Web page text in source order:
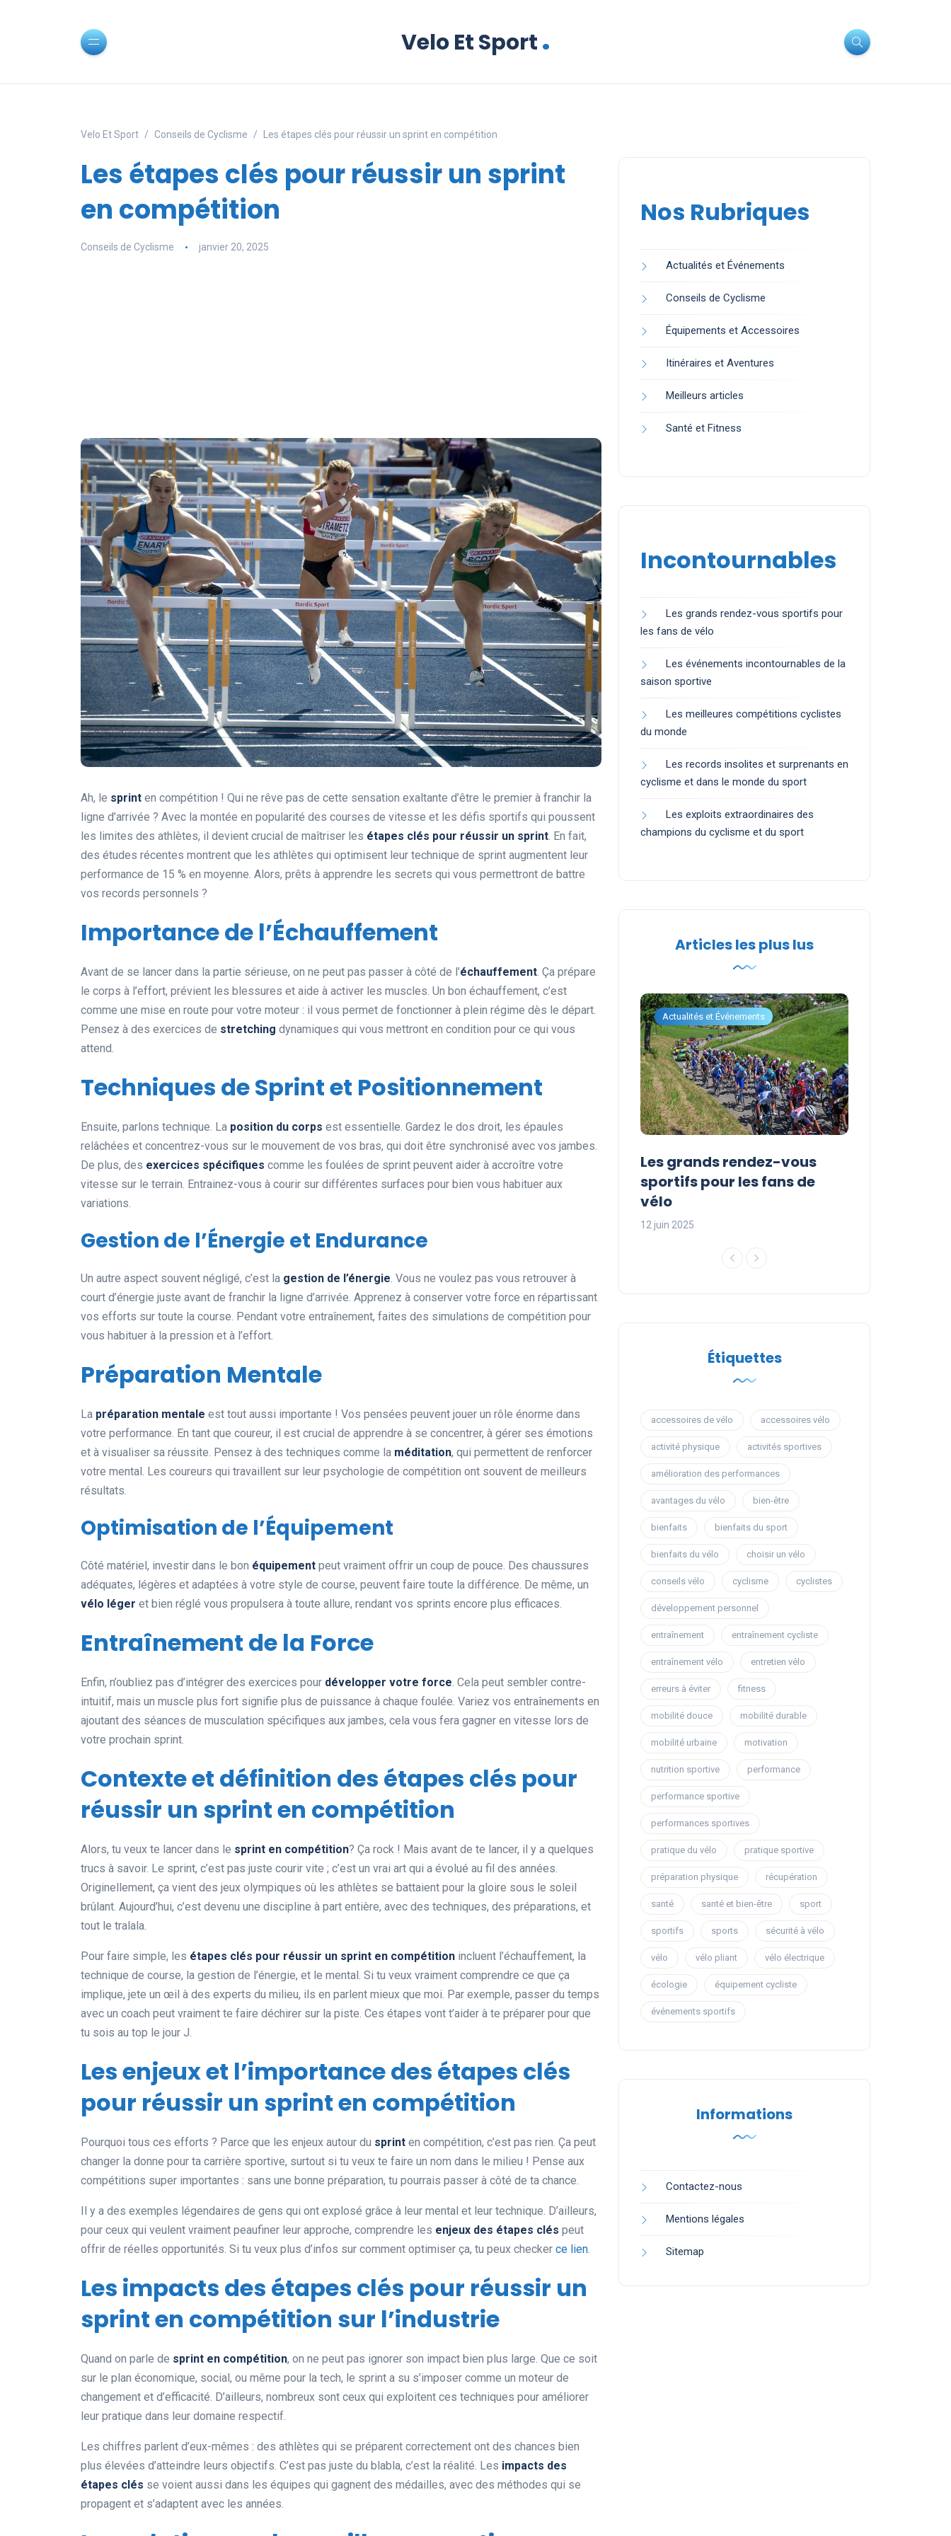
Velo Et Sport.
Velo Et Sport Conseils de Cyclisme Les étapes clés pour réussir un sprint en compétition
Les étapes clés pour réussir un sprint
en compétition
Conseils de Cyclisme janvier 20, 2025
Ah, le sprint en compétition ! Qui ne rêve pas de cette sensation exaltante d’être le premier à franchir la
ligne d’arrivée ? Avec la montée en popularité des courses de vitesse et les défis sportifs qui poussent
les limites des athlètes, il devient crucial de maîtriser les étapes clés pour réussir un sprint . En fait,
des études récentes montrent que les athlètes qui optimisent leur technique de sprint augmentent leur
performance de 15 % en moyenne. Alors, prêts à apprendre les secrets qui vous permettront de battre
vos records personnels ?
Importance de l’Échauffement
Avant de se lancer dans la partie sérieuse, on ne peut pas passer à côté de l’échauffement . Ça prépare
le corps à l’effort, prévient les blessures et aide à activer les muscles. Un bon échauffement, c’est
comme une mise en route pour votre moteur : il vous permet de fonctionner à plein régime dès le départ.
Pensez à des exercices de stretching dynamiques qui vous mettront en condition pour ce qui vous
attend.
Techniques de Sprint et Positionnement
Ensuite, parlons technique. La position du corps est essentielle. Gardez le dos droit, les épaules
relâchées et concentrez-vous sur le mouvement de vos bras, qui doit être synchronisé avec vos jambes.
De plus, des exercices spécifiques comme les foulées de sprint peuvent aider à accroître votre
vitesse sur le terrain. Entrainez-vous à courir sur différentes surfaces pour bien vous habituer aux
variations.
Gestion de l’Énergie et Endurance
Un autre aspect souvent négligé, c’est la gestion de l’énergie . Vous ne voulez pas vous retrouver à
court d’énergie juste avant de franchir la ligne d’arrivée. Apprenez à conserver votre force en répartissant
vos efforts sur toute la course. Pendant votre entraînement, faites des simulations de compétition pour
vous habituer à la pression et à l’effort.
Préparation Mentale
La préparation mentale est tout aussi importante ! Vos pensées peuvent jouer un rôle énorme dans
votre performance. En tant que coureur, il est crucial de apprendre à se concentrer, à gérer ses émotions
et à visualiser sa réussite. Pensez à des techniques comme la méditation, qui permettent de renforcer
votre mental. Les coureurs qui travaillent sur leur psychologie de compétition ont souvent de meilleurs
résultats.
Optimisation de l’Équipement
Côté matériel, investir dans le bon équipement peut vraiment offrir un coup de pouce. Des chaussures
adéquates, légères et adaptées à votre style de course, peuvent faire toute la différence. De même, un
vélo léger et bien réglé vous propulsera à toute allure, rendant vos sprints encore plus efficaces.
Entraînement de la Force
Enfin, n’oubliez pas d’intégrer des exercices pour développer votre force . Cela peut sembler contre-
intuitif, mais un muscle plus fort signifie plus de puissance à chaque foulée. Variez vos entraînements en
ajoutant des séances de musculation spécifiques aux jambes, cela vous fera gagner en vitesse lors de
votre prochain sprint.
Contexte et définition des étapes clés pour
réussir un sprint en compétition
Alors, tu veux te lancer dans le sprint en compétition? Ça rock ! Mais avant de te lancer, il y a quelques
trucs à savoir. Le sprint, c’est pas juste courir vite ; c’est un vrai art qui a évolué au fil des années.
Originellement, ça vient des jeux olympiques où les athlètes se battaient pour la gloire sous le soleil
brûlant. Aujourd’hui, c’est devenu une discipline à part entière, avec des techniques, des préparations, et
tout le tralala.
Pour faire simple, les étapes clés pour réussir un sprint en compétition incluent l’échauffement, la
technique de course, la gestion de l’énergie, et le mental. Si tu veux vraiment comprendre ce que ça
implique, jete un œil à des experts du milieu, ils en parlent mieux que moi. Par exemple, passer du temps
avec un coach peut vraiment te faire déchirer sur la piste. Ces étapes vont t’aider à te préparer pour que
tu sois au top le jour J.
Les enjeux et l’importance des étapes clés
pour réussir un sprint en compétition
Pourquoi tous ces efforts ? Parce que les enjeux autour du sprint en compétition, c’est pas rien. Ça peut
changer la donne pour ta carrière sportive, surtout si tu veux te faire un nom dans le milieu ! Pense aux
compétitions super importantes : sans une bonne préparation, tu pourrais passer à côté de ta chance.
Il y a des exemples légendaires de gens qui ont explosé grâce à leur mental et leur technique. D’ailleurs,
pour ceux qui veulent vraiment peaufiner leur approche, comprendre les enjeux des étapes clés peut
offrir de réelles opportunités. Si tu veux plus d’infos sur comment optimiser ça, tu peux checker ce lien
Les impacts des étapes clés pour réussir un
sprint en compétition sur l’industrie
Quand on parle de sprint en compétition, on ne peut pas ignorer son impact bien plus large. Que ce soit
sur le plan économique, social, ou même pour la tech, le sprint a su s’imposer comme un moteur de
changement et d’efficacité. D’ailleurs, nombreux sont ceux qui exploitent ces techniques pour améliorer
leur pratique dans leur domaine respectif.
Les chiffres parlent d’eux-mêmes : des athlètes qui se préparent correctement ont des chances bien
plus élevées d’atteindre leurs objectifs. C’est pas juste du blabla, c’est la réalité. Les impacts des
étapes clés se voient aussi dans les équipes qui gagnent des médailles, avec des méthodes qui se
propagent et s’adaptent avec les années.
Nos Rubriques
Actualités et Événements
Conseils de Cyclisme
Équipements et Accessoires
Itinéraires et Aventures
Meilleurs articles
Santé et Fitness
Incontournables
Les grands rendez-vous sportifs pour
les fans de vélo
Les événements incontournables de la
saison sportive
Les meilleures compétitions cyclistes
du monde
Les records insolites et surprenants en
cyclisme et dans le monde du sport
Les exploits extraordinaires des
champions du cyclisme et du sport
Articles les plus lus
Actualités et Événements
Les records insolites et
surprenants en cyclisme et
Actualités et Événements
Les grands rendez-vous
sportifs pour les fans de
vélo
12 juin 2025
Étiquettes
accessoires de vélo accessoires vélo
activité physique activités sportives
amélioration des performances
avantages du vélo bien-être
bienfaits bienfaits du sport
bienfaits du vélo choisir un vélo
conseils vélo cyclisme cyclistes
développement personnel
entraînement entraînement cycliste
entraînement vélo entretien vélo
erreurs à éviter fitness
mobilité douce mobilité durable
mobilité urbaine motivation
nutrition sportive performance
performance sportive
performances sportives
pratique du vélo pratique sportive
préparation physique récupération
santé santé et bien-être sport
sportifs sports sécurité à vélo
vélo vélo pliant vélo électrique
écologie équipement cycliste
événements sportifs
Informations
Contactez-nous
Mentions légales
Sitemap